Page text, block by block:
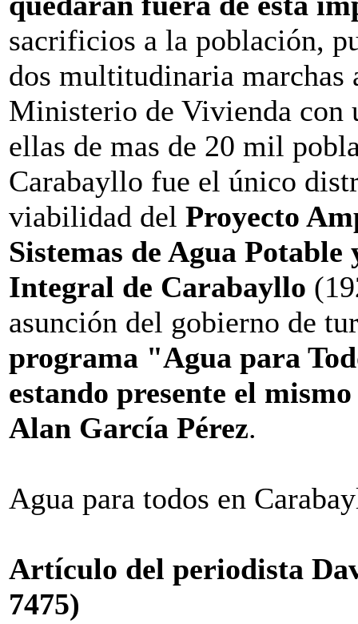
sacrificios a la población,
dos multitudinaria marchas
Ministerio de Vivienda con
ellas de mas de 20 mil
Carabayllo fue el único
viabilidad del Proyecto
Sistemas de Agua
Integral de Carabayllo
asunción del gobierno de
programa "Agua para
estando presente el
Alan García Pérez.
Agua para todos en
Artículo del periodista
7475)